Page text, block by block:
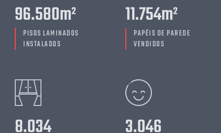
96.580m²
PISOS LAMINADOS
INSTALADOS
11.754m²
PAPÉIS DE PAREDE
VENDIDOS
8.034 3.046